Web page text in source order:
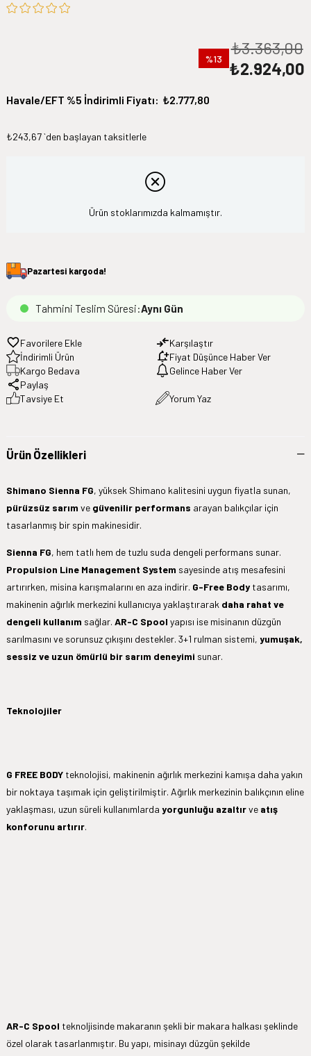
₺3.363,00
₺2.924,00
13
Havale/EFT %5 İndirimli Fiyatı: ₺2.777,80
₺243,67`den başlayan taksitlerle
Ürün stoklarımızda kalmamıştır.
Pazartesikargoda!
Tahmini Teslim Süresi:Aynı Gün
Favorilere Ekle
Karşılaştır
İndirimli Ürün
Fiyat Düşünce Haber Ver
Kargo Bedava
Gelince Haber Ver
Paylaş
Tavsiye Et
Yorum Yaz
Ürün Özellikleri
Shimano Sienna FG, yüksek Shimano kalitesini uygun fiyatla sunan,
pürüzsüz sarım ve güvenilir performans arayan balıkçılar için
tasarlanmış bir spin makinesidir.
Sienna FG, hem tatlı hem de tuzlu suda dengeli performans sunar.
Propulsion Line Management System sayesinde atış mesafesini
artırırken, misina karışmalarını en aza indirir. G-Free Bodytasarımı,
makinenin ağırlık merkezini kullanıcıya yaklaştırarak daha rahat ve
dengeli kullanım sağlar. AR-C Spool yapısı ise misinanın düzgün
sarılmasını ve sorunsuz çıkışını destekler. 3+1 rulman sistemi, yumuşak,
sessiz ve uzun ömürlü bir sarım deneyimi sunar.
Teknolojiler
G FREE BODYteknolojisi, makinenin ağırlık merkezini kamışa daha yakın
bir noktaya taşımak için geliştirilmiştir. Ağırlık merkezinin balıkçının eline
yaklaşması, uzun süreli kullanımlarda yorgunluğu azaltırve atış
konforunu artırır.
AR-C Spool teknoljisinde makaranın şekli bir makara halkası şeklinde
özel olarak tasarlanmıştır. Bu yapı, misinayı düzgün şekilde